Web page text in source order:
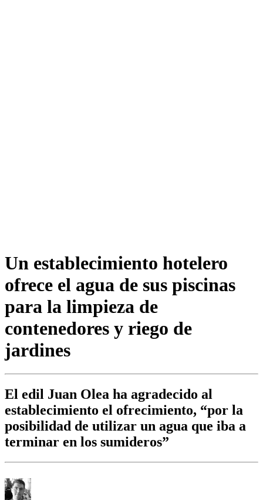
Un establecimiento hotelero
ofrece el agua de sus piscinas
para la limpieza de
contenedores y riego de
jardines
El edil Juan Olea ha agradecido al
establecimiento el ofrecimiento, “por la
posibilidad de utilizar un agua que iba a
terminar en los sumideros”